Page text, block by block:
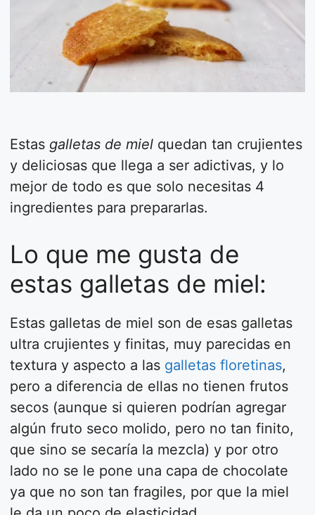
Estas galletas de miel quedan tan crujientes
y deliciosas que llega a ser adictivas, y lo
mejor de todo es que solo necesitas 4
ingredientes para prepararlas.
Lo que me gusta de
estas galletas de miel:
Estas galletas de miel son de esas galletas
ultra crujientes y finitas, muy parecidas en
textura y aspecto a las galletas floretinas,
pero a diferencia de ellas no tienen frutos
secos (aunque si quieren podrían agregar
algún fruto seco molido, pero no tan finito,
que sino se secaría la mezcla) y por otro
lado no se le pone una capa de chocolate
ya que no son tan fragiles, por que la miel